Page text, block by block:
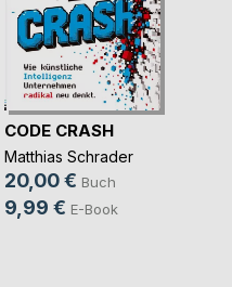
CODE CRASH
Matthias Schrader
20,00 € Buch
9,99 € E-Book